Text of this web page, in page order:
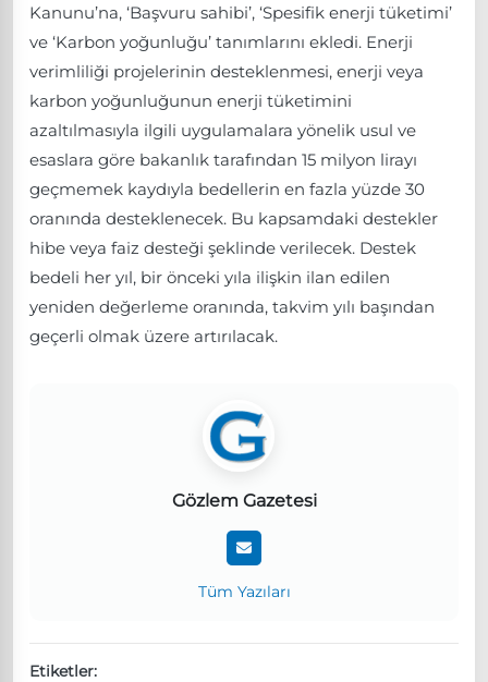
Kanunu’na, ‘Başvuru sahibi’, ‘Spesifik enerji tüketimi’
ve ‘Karbon yoğunluğu’ tanımlarını ekledi. Enerji
verimliliği projelerinin desteklenmesi, enerji veya
karbon yoğunluğunun enerji tüketimini
azaltılmasıyla ilgili uygulamalara yönelik usul ve
esaslara göre bakanlık tarafından 15 milyon lirayı
geçmemek kaydıyla bedellerin en fazla yüzde 30
oranında desteklenecek. Bu kapsamdaki destekler
hibe veya faiz desteği şeklinde verilecek. Destek
bedeli her yıl, bir önceki yıla ilişkin ilan edilen
yeniden değerleme oranında, takvim yılı başından
geçerli olmak üzere artırılacak.
Gözlem Gazetesi
Tüm Yazıları
Etiketler: